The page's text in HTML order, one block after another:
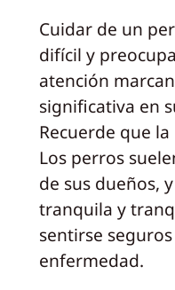
Cuidar de un
difícil y
atención
significativa en
Recuerde que
Los perros
de sus dueños,
tranquila y
sentirse
enfermedad.